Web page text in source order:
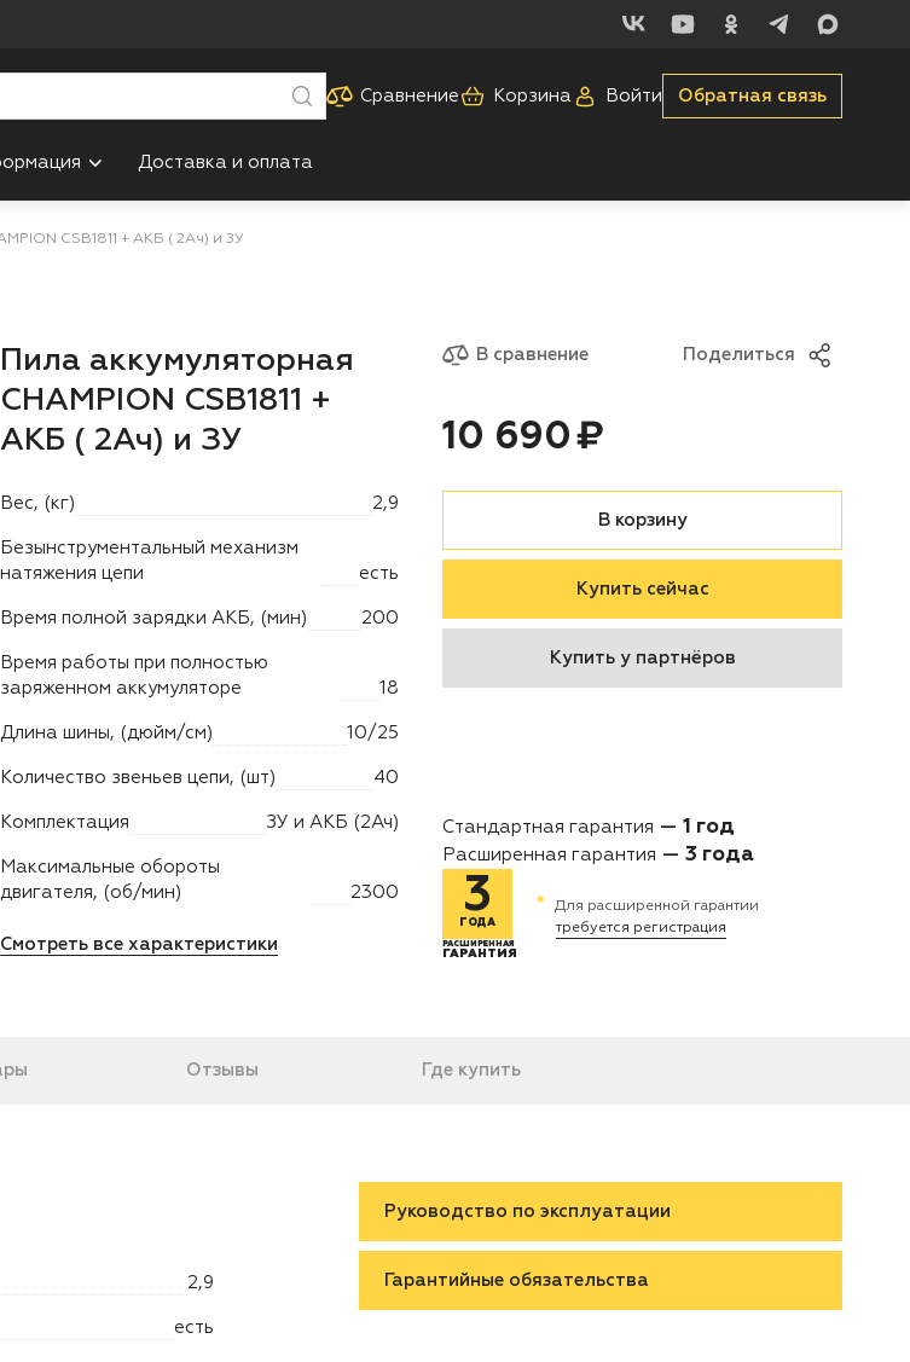
Сравнение Корзина Войти Обратная связь
Доставка и оплата
CSB1811 + АКБ ( 2Ач) и ЗУ
Пила аккумуляторная
CHAMPION CSB1811 +
АКБ ( 2Ач) и ЗУ
В корзину
Купить сейчас
Купить у партнёров
Вес, (кг) 2,9
Безынструментальный механизм
натяжения цепи
есть
Время полной зарядки АКБ, (мин) 200
Время работы при полностью
заряженном аккумуляторе
18
Длина шины, (дюйм/см) 10/25
Количество звеньев цепи, (шт) 40
Комплектация ЗУ и АКБ (2Ач)
Максимальные обороты
двигателя, (об/мин)
2300
Смотреть все характеристики
3
ГОДА
РАСШИРЕННАЯ
ГАРАНТИЯ
*
Для расширенной гарантии
требуется регистрация
Стандартная гарантия 1 год
Расширенная гарантия 3 года
В сравнение Поделиться
Цена:
10 690 ₽
Отзывы Где купить
2,9
есть
Руководство по эксплуатации
Гарантийные обязательства